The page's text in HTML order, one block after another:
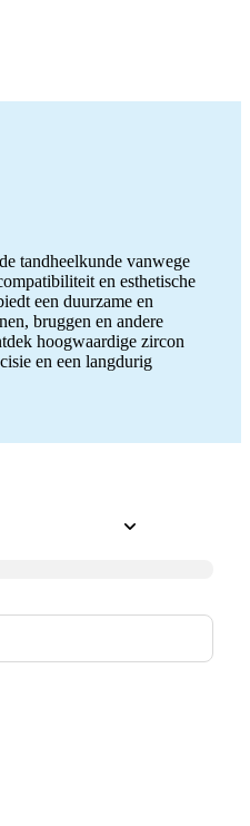
tandheelkunde vanwege
en esthetische
een duurzame en
bruggen en andere
hoogwaardige zircon
en een langdurig